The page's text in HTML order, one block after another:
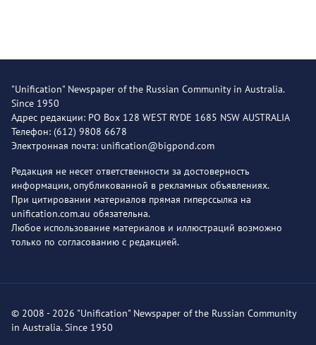
"Unification" Newspaper of the Russian Community in Australia.
Since 1950
Адрес редакции: PO Box 128 WEST RYDE 1685 NSW AUSTRALIA
Телефон: (612) 9808 6678
Электронная почта: unification@bigpond.com
Редакция не несет ответственности за достоверность
информации, опубликованной в рекламных объявлениях.
При цитировании материалов прямая гиперссылка на
unification.com.au обязательна.
Любое использование материалов и иллюстраций возможно
только по согласованию с редакцией.
© 2008 - 2026 "Unification" Newspaper of the Russian Community
in Australia. Since 1950